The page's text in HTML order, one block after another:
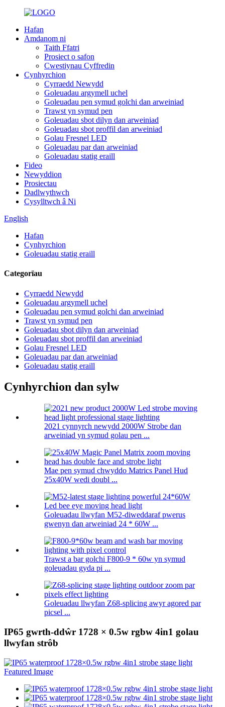
Hafan
Amdanom ni
Taith Ffatri
Prosiect o safon
Cwestiynau Cyffredin
Cynhyrchion
Cyrraedd Newydd
Goleuadau argymell uchel
Goleuadau pen symud golchi dan arweiniad
Trawst yn symud pen
Goleuadau sbot dilyn dan arweiniad
Goleuadau sbot proffil dan arweiniad
Golau Fresnel LED
Goleuadau par dan arweiniad
Goleuadau statig eraill
Fideo
Newyddion
Prosiectau
Dadlwythwch
Cysylltwch â Ni
English
Hafan
Cynhyrchion
Goleuadau statig eraill
Categorïau
Cyrraedd Newydd
Goleuadau argymell uchel
Goleuadau pen symud golchi dan arweiniad
Trawst yn symud pen
Goleuadau sbot dilyn dan arweiniad
Goleuadau sbot proffil dan arweiniad
Golau Fresnel LED
Goleuadau par dan arweiniad
Goleuadau statig eraill
Cynhyrchion dan sylw
2021 cynnyrch newydd 2000W Strobe dan
arweiniad yn symud golau pen ...
Mae pen symud chwyddo Matrics Panel Hud
25x40W wedi doubl ...
Goleuadau llwyfan M52-diweddaraf pwerus
gwenyn dan arweiniad 24 * 60W ...
Trawst a bar golchi F800-9 * 60w yn symud
goleuadau gyda pi ...
Goleuadau llwyfan Z68-splicing awyr agored par
picsel ...
IP65 gwrth-ddŵr 1728 × 0.5w rgbw 4in1 golau
llwyfan strôb